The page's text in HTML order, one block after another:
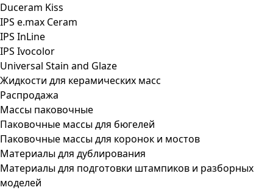
Duceram Kiss
IPS e.max Ceram
IPS InLine
IPS Ivocolor
Universal Stain and Glaze
Жидкости для керамических масс
Распродажа
Массы паковочные
Паковочные массы для бюгелей
Паковочные массы для коронок и мостов
Материалы для дублирования
Материалы для подготовки штампиков и разборных
моделей